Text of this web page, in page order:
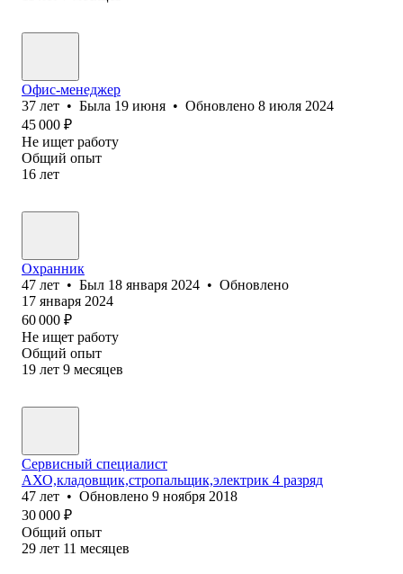
Офис-менеджер
37 лет • Была 19 июня • Обновлено 8 июля 2024
45 000 ₽
Не ищет работу
Общий опыт
16 лет
Охранник
47 лет • Был 18 января 2024 • Обновлено
17 января 2024
60 000 ₽
Не ищет работу
Общий опыт
19 лет 9 месяцев
Сервисный специалист
АХО,кладовщик,стропальщик,электрик 4 разряд
47 лет • Обновлено 9 ноября 2018
30 000 ₽
Общий опыт
29 лет 11 месяцев